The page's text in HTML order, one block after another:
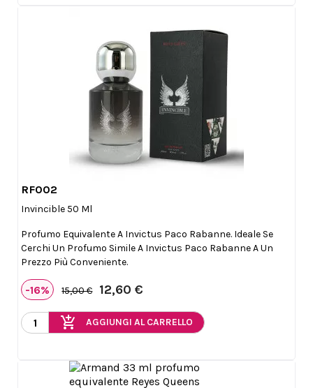
RF002
Invincible 50 Ml
Profumo Equivalente A Invictus Paco Rabanne. Ideale Se
Cerchi Un Profumo Simile A Invictus Paco Rabanne A Un
Prezzo Più Conveniente.
-16% 15,00 € 12,60 €
add_shopping_cart AGGIUNGI AL CARRELLO